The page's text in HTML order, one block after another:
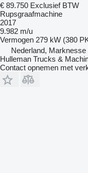
€ 89.750 Exclusief BTW
Rupsgraafmachine
2017
9.982 m/u
Vermogen 279 kW (380
Nederland, Marknesse
Hulleman Trucks &
Contact opnemen met